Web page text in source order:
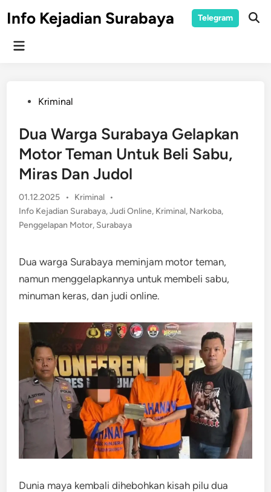
toInfo Kejadian Surabaya Telegram
Main
PostedKriminal
Dua Warga Surabaya Gelapkan
Motor Teman Untuk Beli Sabu,
Miras Dan Judol
01.12.2025 •
Posted
in
Kriminal •
Info Kejadian Surabaya,Judi Online, Kriminal, Narkoba,
Penggelapan Motor, Surabaya
Dua warga Surabaya meminjam motor teman,
namun menggelapkannya untuk membeli sabu,
minuman keras, dan judi online.
Dunia maya kembali dihebohkan kisah pilu dua